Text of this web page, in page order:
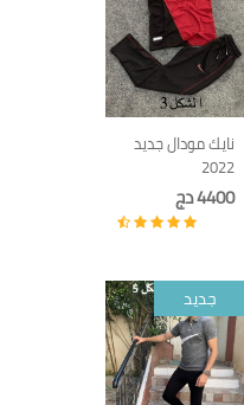
نايك مودال جديد
2022
4400 دج
جديد